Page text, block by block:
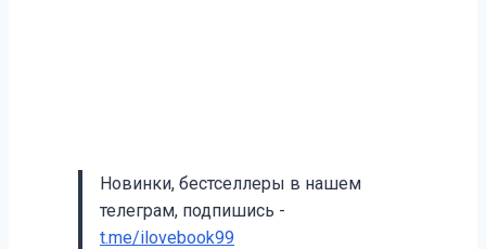
Новинки, бестселлеры в нашем
телеграм, подпишись -
t.me/ilovebook99